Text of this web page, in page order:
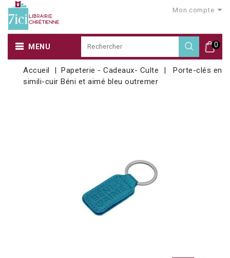
Mon compte
0
MENU
Accueil Papeterie - Cadeaux- Culte
Porte-clés en
simili-cuir Béni et aimé bleu outremer